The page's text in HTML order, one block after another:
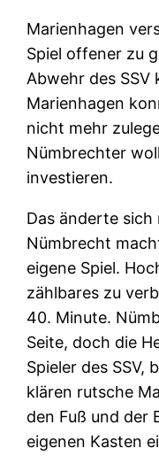
Marienhagen
Spiel offener zu
Abwehr des SSV
Marienhagen
nicht mehr
Nümbrechter
investieren.
Das änderte
Nümbrecht
eigene Spiel.
zählbares zu
40. Minute.
Seite, doch die
Spieler des SSV,
klären rutsche
den Fuß und der
eigenen Kasten